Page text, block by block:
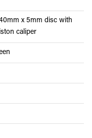
x 5mm disc with
caliper